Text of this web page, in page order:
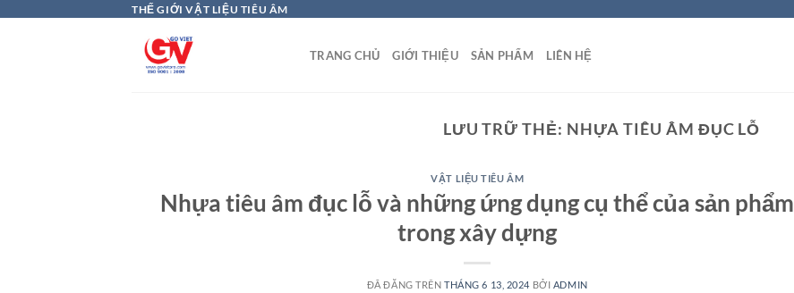
THẾ GIỚI VẬT LIỆU TIÊU ÂM
TRANG CHỦ GIỚI THIỆU SẢN PHẨM LIÊN HỆ
LƯU TRỮ THẺ: NHỰA TIÊU ÂM ĐỤC LỖ
VẬT LIỆU TIÊU ÂM
Nhựa tiêu âm đục lỗ và những ứng dụng cụ thể của sản phẩm
trong xây dựng
ĐÃ ĐĂNG TRÊNTHÁNG 6 13, 2024 BỞI ADMIN